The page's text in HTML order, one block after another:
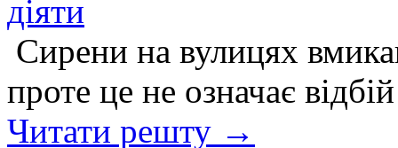
діяти
Сирени на вулицях
проте це не означає
Читати решту →